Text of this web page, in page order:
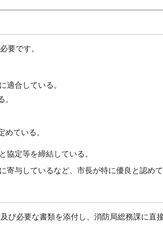
要です。
適合している。
。
ている。
協定等を締結している。
与しているなど、市長が特に優良と認めて
び必要な書類を添付し、消防局総務課に直